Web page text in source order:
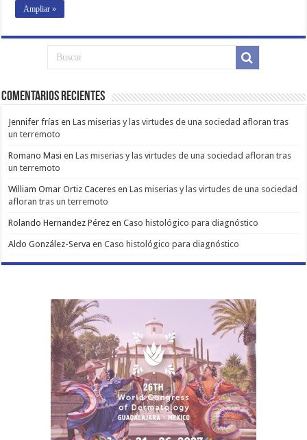
Ampliar »
Comentarios Recientes
Jennifer frías enLas miserias y las virtudes de una sociedad afloran tras
un terremoto
Romano Masi enLas miserias y las virtudes de una sociedad afloran tras
un terremoto
William Omar Ortiz Caceres enLas miserias y las virtudes de una sociedad
afloran tras un terremoto
Rolando Hernandez Pérez enCaso histológico para diagnóstico
Aldo González-Serva enCaso histológico para diagnóstico